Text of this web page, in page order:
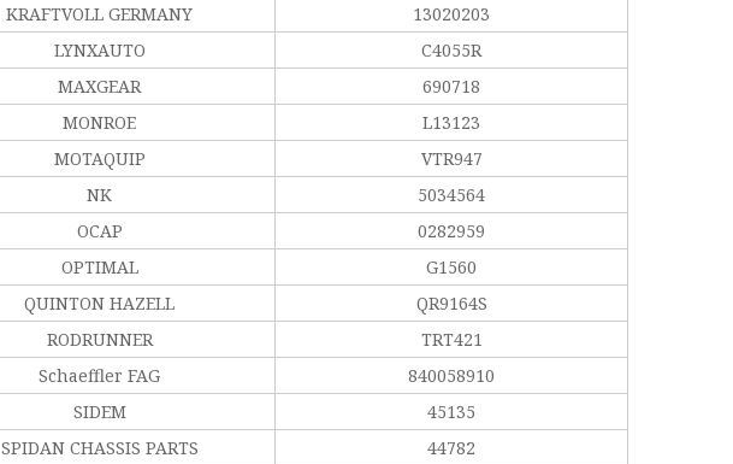
KRAFTVOLL GERMANY
13020203
LYNXAUTO
C4055R
MAXGEAR
690718
MONROE
L13123
MOTAQUIP
VTR947
NK
5034564
OCAP
0282959
OPTIMAL
G1560
QUINTON HAZELL
QR9164S
RODRUNNER
TRT421
Schaeffler FAG
840058910
SIDEM
45135
SPIDAN CHASSIS PARTS
44782